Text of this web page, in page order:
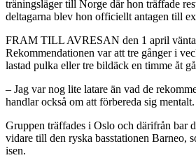
träningsläger till Norge där hon träffade
deltagarna blev hon officiellt antagen till
FRAM TILL AVRESAN den 1 april
Rekommendationen var att tre gånger i
lastad pulka eller tre bildäck en timme åt
– Jag var nog lite latare än vad de
handlar också om att förbereda sig mentalt.
Gruppen träffades i Oslo och därifrån bar
vidare till den ryska basstationen Barneo,
isen.